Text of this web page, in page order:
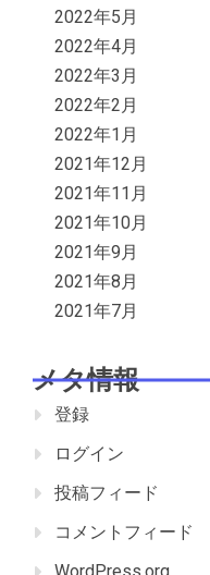
2022年5月
2022年4月
2022年3月
2022年2月
2022年1月
2021年12月
2021年11月
2021年10月
2021年9月
2021年8月
2021年7月
メタ情報
登録
ログイン
投稿フィード
コメントフィード